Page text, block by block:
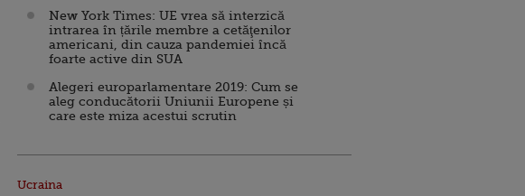
New York Times: UE vrea să interzică
intrarea în țările membre a cetăţenilor
americani, din cauza pandemiei încă
foarte active din SUA
Alegeri europarlamentare 2019: Cum se
aleg conducătorii Uniunii Europene și
care este miza acestui scrutin
Ucraina